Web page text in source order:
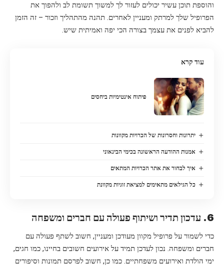
והוספת תוכן עשיר יכולים לעזור לך למשוך תשומת לב ולהפוך את
הפרופיל שלך למרתק ומעניין לאחרים. תהנה מהתהליך וזכור – זה הזמן
להביא לפנים את עצמך בצורה הכי יפה ואמיתית שיש.
עוד קרא
פיתוח אינטימיות ביחסים
יתרונות וחסרונות של הכרויות מקוונות
אמנות ההודעה הראשונה בכימי הבינאוני
איך לבחור את אתר הכרויות המתאים
כל הגילאים מתאימים למציאת זוגיות מקוונת
6. עדכון תדיר ושיתוף פעולה עם חברים ומשפחה
כדי לשמור על פרופיל מקוון מעודכן ומעניין, חשוב לשתף פעולה עם
חברים ומשפחה. נכון לעדכן תמיד על אירועים חשובים בחיינו, כמו חגים,
ימי הולדת ואירועים משפחתיים. כמו כן, חשוב לפרסם תמונות וסיפורים